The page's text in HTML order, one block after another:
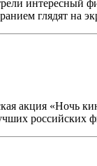
интересный
глядят на
акция